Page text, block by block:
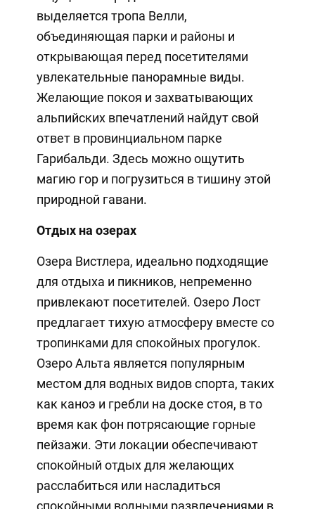
выделяется тропа Велли,
объединяющая парки и районы и
открывающая перед посетителями
увлекательные панорамные виды.
Желающие покоя и захватывающих
альпийских впечатлений найдут свой
ответ в провинциальном парке
Гарибальди. Здесь можно ощутить
магию гор и погрузиться в тишину этой
природной гавани.
Отдых на озерах
Озера Вистлера, идеально подходящие
для отдыха и пикников, непременно
привлекают посетителей. Озеро Лост
предлагает тихую атмосферу вместе со
тропинками для спокойных прогулок.
Озеро Альта является популярным
местом для водных видов спорта, таких
как каноэ и гребли на доске стоя, в то
время как фон потрясающие горные
пейзажи. Эти локации обеспечивают
спокойный отдых для желающих
расслабиться или насладиться
спокойными водными развлечениями в